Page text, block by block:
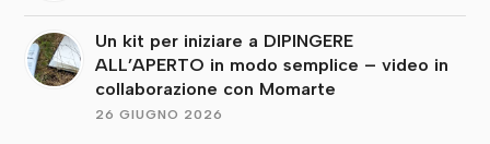
Un kit per iniziare a DIPINGERE
ALL’APERTO in modo semplice – video in
collaborazione con Momarte
26 GIUGNO 2026